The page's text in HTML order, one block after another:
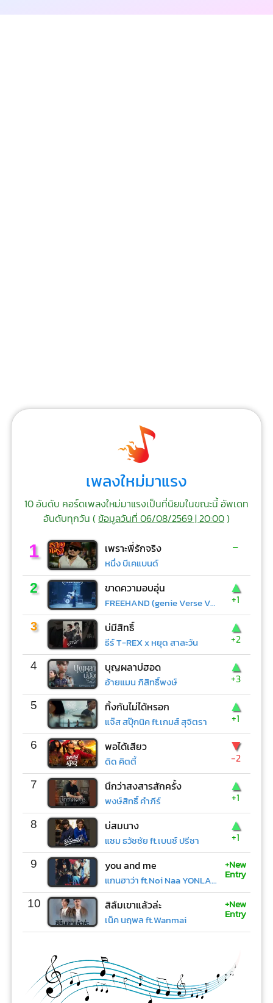
เพลงใหม่มาแรง
10 อันดับ คอร์ดเพลงใหม่มาแรงเป็นที่นิยมในขณะนี้ อัพเดท
อันดับทุกวัน (ข้อมูลวันที่ 06/08/2569 | 20:00)
1 เพราะพี่รักจริง
หนึ่ง บีเคแบนด์
-
2 ขาดความอบอุ่น
FREEHAND (genie Verse Vol.1)
▲
+1
3 บ่มีสิทธิ์
ธีร์ T-REX x หยุด สาละวัน
▲
+2
4 บุญผลาบ่ฮอด
อ้ายแมน ภิสิทธิ์พงษ์
▲
+3
5 ทิ้งกันไม่ได้หรอก
แจ๊ส สปุ๊กนิค ft.เกมส์ สุจิตรา
▲
+1
6 พอได้เสียว
ดิด คิตตี้
▼
-2
7 นึกว่าสงสารสักครั้ง
พงษ์สิทธิ์ คำภีร์
▲
+1
8 บ่สมนาง
แซม ธวัชชัย ft.เบนซ์ ปรีชา
▲
+1
9 you and me
แกนฮาว่า ft.Noi Naa YONLAPA
+New
Entry
10 สิลืมเขาแล้วล่ะ
เน็ค นฤพล ft.Wanmai
+New
Entry